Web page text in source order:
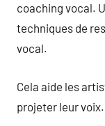
coaching vocal.
techniques de
vocal.
Cela aide les
projeter leur voix.